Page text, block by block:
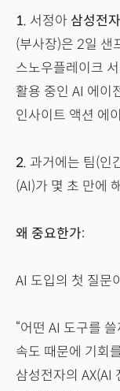
1. 서정아 삼성전자
(부사장)은 2일 샌
스노우플레이크
활용 중인 AI 에이
인사이트 액션 에
2. 과거에는 팀(인
(AI)가 몇 초 만에
왜 중요한가:
AI 도입의 첫 질문
“어떤 AI 도구를
속도 때문에 기회
삼성전자의 AX(AI